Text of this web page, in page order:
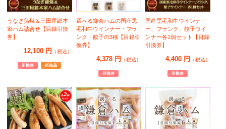
うなぎ蒲焼＆三田屋総本
家ハム詰合せ【目録引換
券】
12,100 円 （税込）
選べる鎌倉ハムの国産黒
毛和牛ウインナー・フラ
ンク・餃子の3種【目録引
換券】
4,378 円 （税込）
国産黒毛和牛ウインナ
ー、フランク、餃子ウイ
ンナー各1個セット【目録
引換券】
4,400 円 （税込）